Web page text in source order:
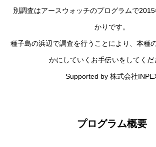
別調査はアースウォッチのプログラムで
かりです。
種子島の浜辺で調査を行うことにより、本種
かにしていくお手伝いをしてくだ
Supported by 株式会社
プログラム概要